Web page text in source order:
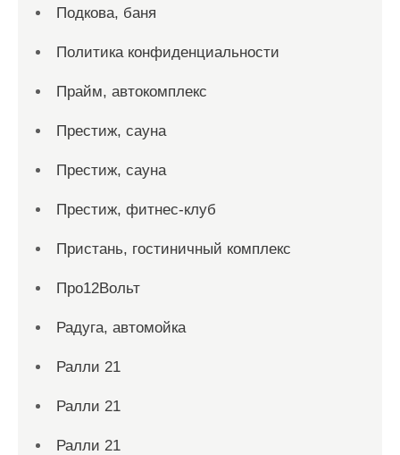
Подкова, баня
Политика конфиденциальности
Прайм, автокомплекс
Престиж, сауна
Престиж, сауна
Престиж, фитнес-клуб
Пристань, гостиничный комплекс
Про12Вольт
Радуга, автомойка
Ралли 21
Ралли 21
Ралли 21